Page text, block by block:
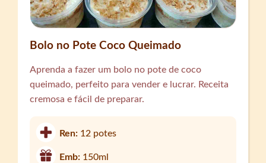
Bolo no Pote Coco Queimado
Aprenda a fazer um bolo no pote de coco
queimado, perfeito para vender e lucrar. Receita
cremosa e fácil de preparar.
Ren: 12 potes
Emb: 150ml